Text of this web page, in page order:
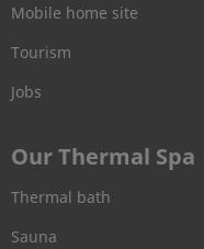
Mobile home site
Tourism
Jobs
Our Thermal Spa
Thermal bath
Sauna